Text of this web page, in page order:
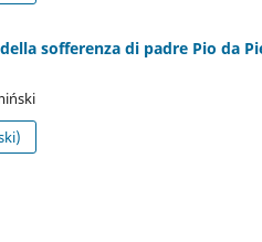
sofferenza di padre Pio da